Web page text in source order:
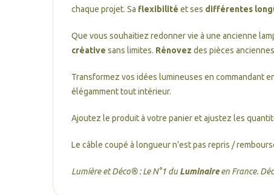
chaque projet. Sa flexibilité et ses différentes
Que vous souhaitiez redonner vie à une ancienne
créative sans limites. Rénovez des pièces
Transformez vos idées lumineuses en commandant
élégamment tout intérieur.
Ajoutez le produit à votre panier et ajustez les
Le câble coupé à longueur n'est pas repris /
Lumière et Déco® : Le N°1 duLuminaireen France.